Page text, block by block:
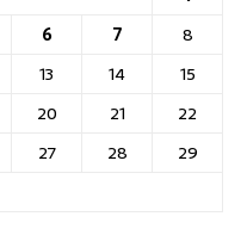
6 7
8
13 14
15
20 21
22
27 28
29